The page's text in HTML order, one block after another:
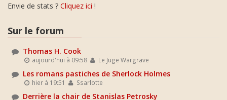
Envie de stats ? Cliquez ici !
Sur le forum
Thomas H. Cook
aujourd'hui à 09:58 Le Juge Wargrave
Les romans pastiches de Sherlock Holmes
hier à 19:51 Ssarlotte
Derrière la chair de Stanislas Petrosky